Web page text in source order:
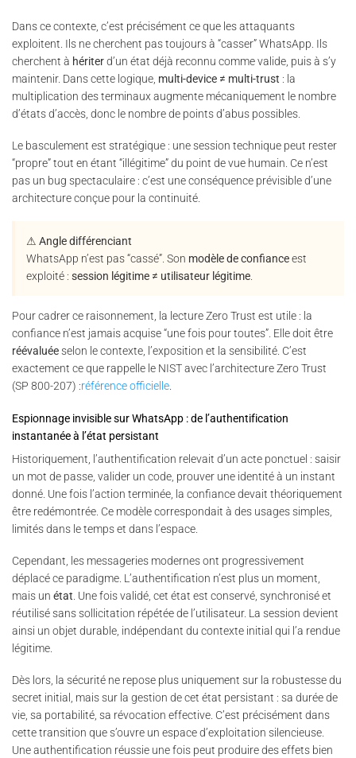
Dans ce contexte, c’est précisément ce que les attaquants
exploitent. Ils ne cherchent pas toujours à “casser” WhatsApp. Ils
cherchent à hériterd’un état déjà reconnu comme valide, puis à s’y
maintenir. Dans cette logique, multi-device ≠ multi-trust : la
multiplication des terminaux augmente mécaniquement le nombre
d’états d’accès, donc le nombre de points d’abus possibles.
Le basculement est stratégique : une session technique peut rester
“propre” tout en étant “illégitime” du point de vue humain. Ce n’est
pas un bug spectaculaire : c’est une conséquence prévisible d’une
architecture conçue pour la continuité.
⚠ Angle différenciant
WhatsApp n’est pas “cassé”. Son modèle de confianceest
exploité :session légitime ≠ utilisateur légitime
Pour cadrer ce raisonnement, la lecture Zero Trust est utile : la
confiance n’est jamais acquise “une fois pour toutes”. Elle doit être
réévaluéeselon le contexte, l’exposition et la sensibilité. C’est
exactement ce que rappelle le NIST avec l’architecture Zero Trust
(SP 800-207) :référence officielle.
Espionnage invisible sur WhatsApp : de l’authentification
instantanée à l’état persistant
Historiquement, l’authentification relevait d’un acte ponctuel : saisir
un mot de passe, valider un code, prouver une identité à un instant
donné. Une fois l’action terminée, la confiance devait théoriquement
être redémontrée. Ce modèle correspondait à des usages simples,
limités dans le temps et dans l’espace.
Cependant, les messageries modernes ont progressivement
déplacé ce paradigme. L’authentification n’est plus un moment,
mais un état . Une fois validé, cet état est conservé, synchronisé et
réutilisé sans sollicitation répétée de l’utilisateur. La session devient
ainsi un objet durable, indépendant du contexte initial qui l’a rendue
légitime.
Dès lors, la sécurité ne repose plus uniquement sur la robustesse du
secret initial, mais sur la gestion de cet état persistant : sa durée de
vie, sa portabilité, sa révocation effective. C’est précisément dans
cette transition que s’ouvre un espace d’exploitation silencieuse.
Une authentification réussie une fois peut produire des effets bien